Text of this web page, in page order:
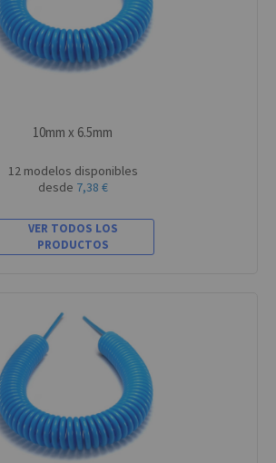
10mm x 6.5mm
12 modelos disponibles
desde 7,38 €
VER TODOS LOS
PRODUCTOS